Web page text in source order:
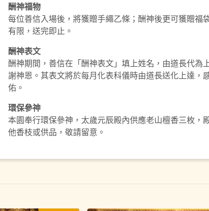
酬神福物
每位善信入場後，將獲贈手繩乙條；酬神後更可獲贈福
有限，送完即止。
酬神表文
酬神期間，善信在「酬神表文」填上姓名，由道長代為
謝神恩。其表文將於每月化表科儀時由道長送化上達，
佑。
環保參神
本園奉行環保參神，太歲元辰殿內供應老山檀香三枚，
他香枝或供品，敬請留意。